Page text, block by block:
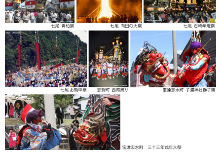
お知らせ
2026年8月
2026年7月
2026年6月
2026年5月
2026年2月
2025年7月